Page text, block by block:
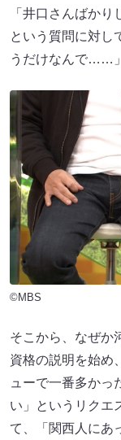
「井口さんばかり
という質問に対し
うだけなんで……
©MBS
そこから、なぜか
資格の説明を始
ューで一番多かっ
い」というリクエ
て、「関西人にあ